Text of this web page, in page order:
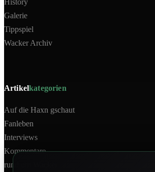
Galerie
Tippspiel
Wacker Archiv
Artikelkategorien
Auf die Haxn gschaut
Fanleben
Interviews
Kommentare
rund um Wacker